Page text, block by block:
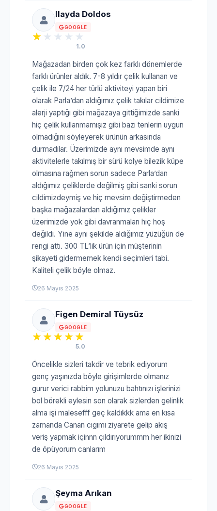
Ilayda Doldos
GOOGLE
1.0
Mağazadan birden çok kez farklı dönemlerde
farklı ürünler aldık. 7-8 yıldır çelik kullanan ve
çelik ile 7/24 her türlü aktiviteyi yapan biri
olarak Parla’dan aldığımız çelik takılar cildimize
alerji yaptığı gibi mağazaya gittiğimizde sanki
hiç çelik kullanmamışız gibi bazı tenlerin uygun
olmadığını söyleyerek ürünün arkasında
durmadılar. Üzerimizde aynı mevsimde aynı
aktivitelerle takılmış bir sürü kolye bilezik küpe
olmasına rağmen sorun sadece Parla’dan
aldığımız çeliklerde değilmiş gibi sanki sorun
cildimizdeymiş ve hiç mevsim değiştirmeden
başka mağazalardan aldığımız çelikler
üzerimizde yok gibi davranmaları hiç hoş
değildi. Yine aynı şekilde aldığımız yüzüğün de
rengi attı. 300 TL’lik ürün için müşterinin
şikayeti gidermemek kendi seçimleri tabi.
Kaliteli çelik böyle olmaz.
26 Mayıs 2025
Figen Demiral Tüysüz
GOOGLE
5.0
Öncelikle sizleri takdir ve tebrik ediyorum
genç yaşınızda böyle girişimlerde olmanız
gurur verici rabbim yolunuzu bahtınızı işlerinizi
bol börekli eylesin son olarak sizlerden gelinlik
alma işi malesefff geç kaldıkkk ama en kısa
zamanda Canan cıgımı ziyarete gelip akış
veriş yapmak içinnn çıldırıyorummm her ikinizi
de öpüyorum canlarım
26 Mayıs 2025
Şeyma Arıkan
GOOGLE